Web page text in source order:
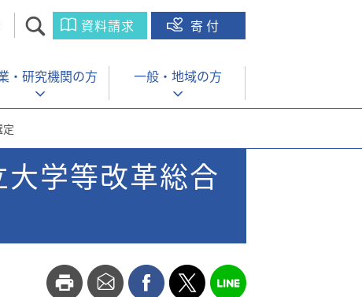
資料請求 寄付
・ 研究機関の方 一般・ 地域の方
大学等改革総合